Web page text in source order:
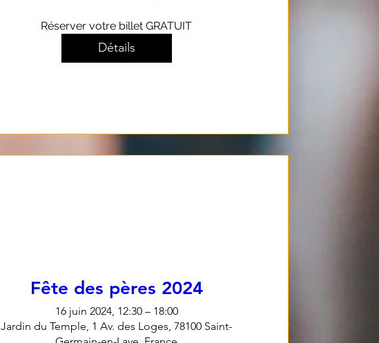
Réserver votre billet GRATUIT
Détails
Fête des pères 2024
16 juin 2024, 12:30 – 18:00
Jardin du Temple, 1 Av. des Loges, 78100 Saint-